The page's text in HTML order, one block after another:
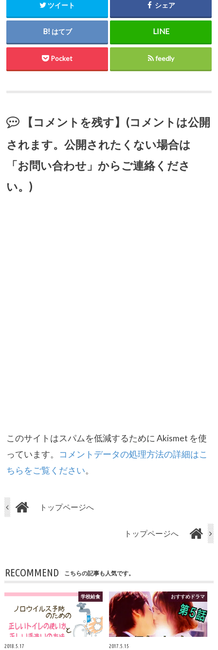
ツイート シェア
はてブ
Pocket feedly
【コメントを残す】(コメントは公開
されます。公開されたくない場合は
「お問い合わせ」からご連絡くださ
い。)
このサイトはスパムを低減するために Akismet を使
っています。 コメントデータの処理方法の詳細はこ
ちらをご覧ください。
トップページへ
トップページへ
RECOMMEND こちらの記事も人気です。
学校給食
2018.5.17
おすすめドラマ
2017.5.15